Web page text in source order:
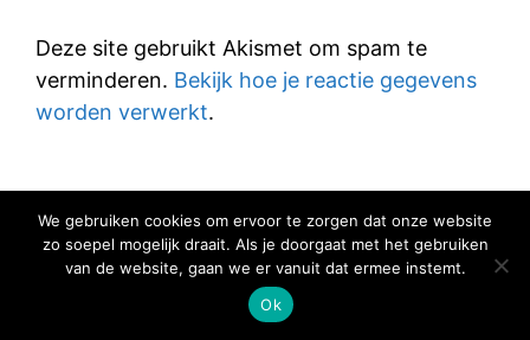
Deze site gebruikt Akismet om spam te
verminderen. Bekijk hoe je reactie gegevens
worden verwerkt.
© 2025 Elke Hap Telt
We gebruiken cookies om ervoor te zorgen dat onze website
zo soepel mogelijk draait. Als je doorgaat met het gebruiken
van de website, gaan we er vanuit dat ermee instemt.
Ok